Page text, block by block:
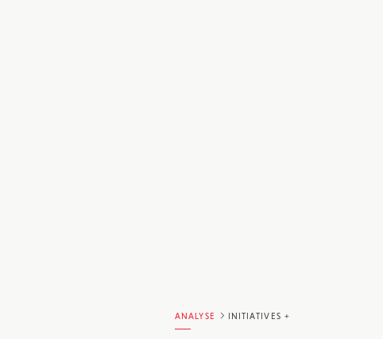
ANALYSE INITIATIVES +